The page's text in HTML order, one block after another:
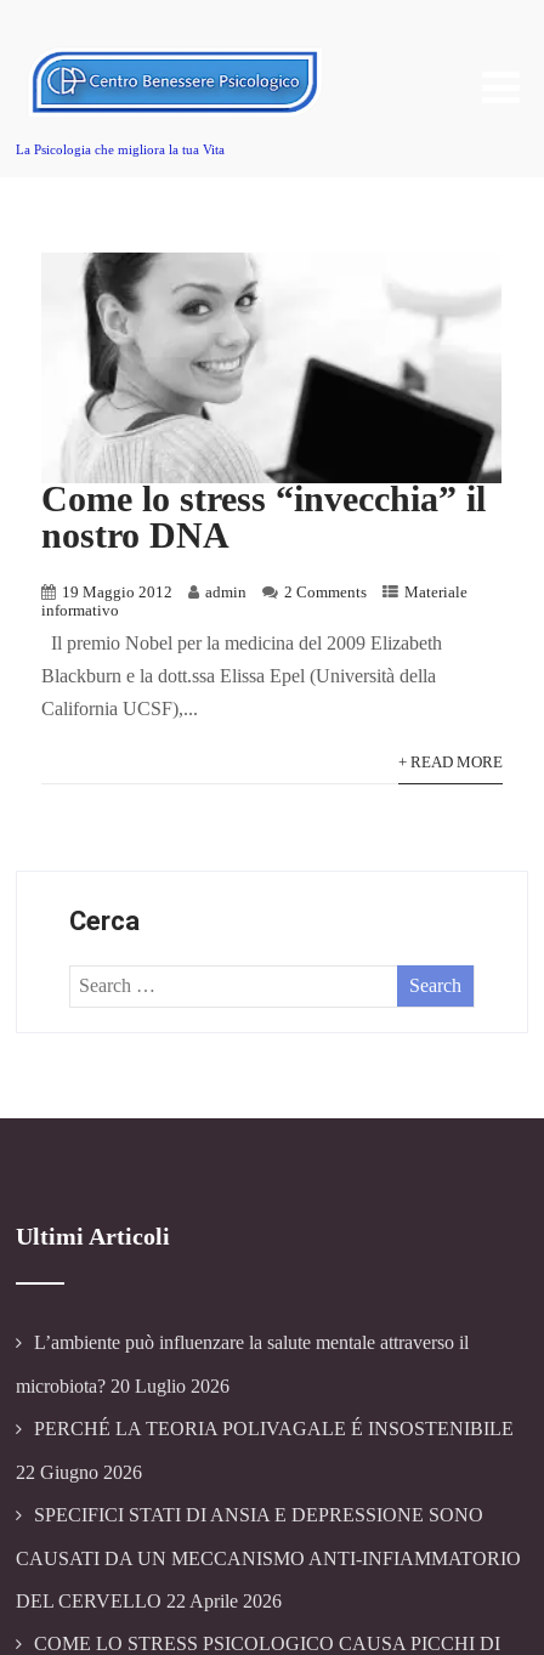
La Psicologia che migliora la tua Vita
Come lo stress “invecchia” il
nostro DNA
19 Maggio 2012 admin 2 Comments
Materiale
informativo
Il premio Nobel per la medicina del 2009 Elizabeth
Blackburn e la dott.ssa Elissa Epel (Università della
California UCSF),...
+ READ MORE
Cerca
Ultimi Articoli
L’ambiente può influenzare la salute mentale attraverso il
microbiota? 20 Luglio 2026
PERCHÉ LA TEORIA POLIVAGALE É INSOSTENIBILE
22 Giugno 2026
SPECIFICI STATI DI ANSIA E DEPRESSIONE SONO
CAUSATI DA UN MECCANISMO ANTI-INFIAMMATORIO
DEL CERVELLO 22 Aprile 2026
COME LO STRESS PSICOLOGICO CAUSA PICCHI DI